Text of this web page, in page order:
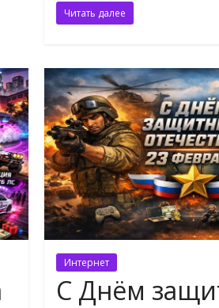
Читать далее
Интернет
С Днём